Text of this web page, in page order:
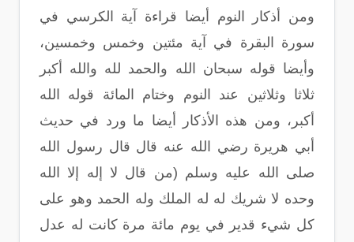
ومن أذكار النوم أيضا قراءة آية الكرسي في
سورة البقرة في آية مئتين وخمس وخمسين،
وأيضا قوله سبحان الله والحمد لله والله أكبر
ثلاثا وثلاثين عند النوم وختام المائة قوله الله
أكبر، ومن هذه الأذكار أيضا ما ورد في حديث
أبي هريرة رضي الله عنه قال قال رسول الله
صلى الله عليه وسلم (من قال لا إله إلا الله
وحده لا شريك له له الملك وله الحمد وهو على
كل شيء قدير في يوم مائة مرة كانت له عدل